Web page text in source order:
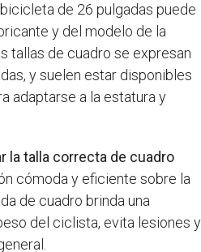
de 26 pulgadas puede
y del modelo de la
tallas de cuadro se expresan
y suelen estar disponibles
adaptarse a la estatura y
la talla correcta de cuadro
cómoda y eficiente sobre la
de cuadro brinda una
del ciclista, evita lesiones y